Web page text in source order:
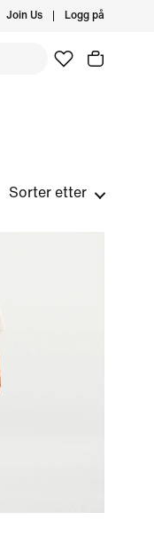
Join Us Logg på
Sorter etter